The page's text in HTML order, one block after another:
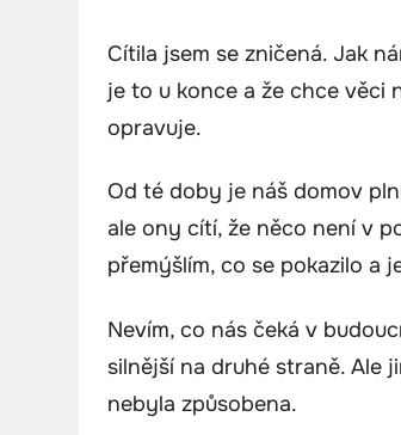
Cítila jsem se zničená. Jak
je to u konce a že chce věci
opravuje.
Od té doby je náš domov
ale ony cítí, že něco není v
přemýšlím, co se pokazilo a
Nevím, co nás čeká v
silnější na druhé straně. Ale
nebyla způsobena.